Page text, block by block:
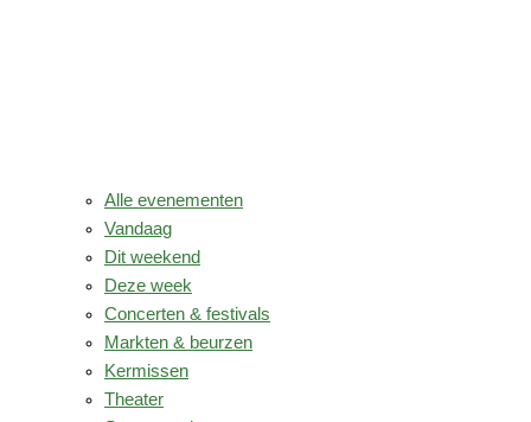
Alle evenementen
Vandaag
Dit weekend
Deze week
Concerten & festivals
Markten & beurzen
Kermissen
Theater